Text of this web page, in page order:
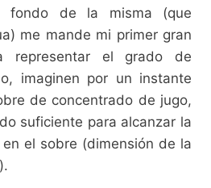
fondo de la misma (que
me mande mi primer gran
representar el grado de
imaginen por un instante
de concentrado de jugo,
suficiente para alcanzar la
el sobre (dimensión de la